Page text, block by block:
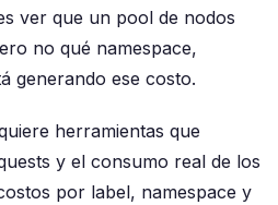
ver que un pool de nodos
no qué namespace,
generando ese costo.
herramientas que
y el consumo real de los
por label, namespace y